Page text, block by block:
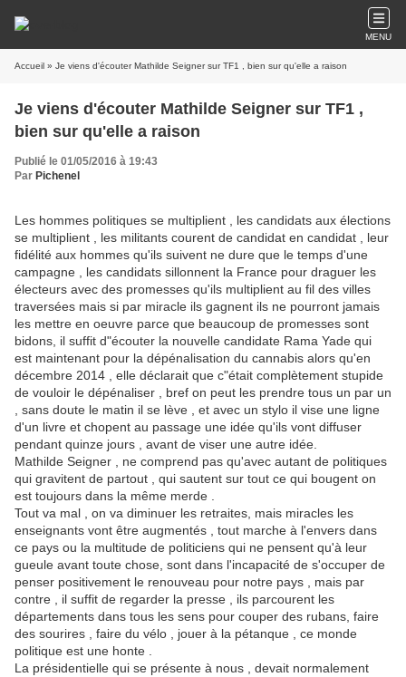
MENU
Accueil » Je viens d'écouter Mathilde Seigner sur TF1 , bien sur qu'elle a raison
Je viens d'écouter Mathilde Seigner sur TF1 ,
bien sur qu'elle a raison
Publié le 01/05/2016 à 19:43
Par Pichenel
Les hommes politiques se multiplient , les candidats aux élections
se multiplient , les militants courent de candidat en candidat , leur
fidélité aux hommes qu'ils suivent ne dure que le temps d'une
campagne , les candidats sillonnent la France pour draguer les
électeurs avec des promesses qu'ils multiplient au fil des villes
traversées mais si par miracle ils gagnent ils ne pourront jamais
les mettre en oeuvre parce que beaucoup de promesses sont
bidons, il suffit d"écouter la nouvelle candidate Rama Yade qui
est maintenant pour la dépénalisation du cannabis alors qu'en
décembre 2014 , elle déclarait que c"était complètement stupide
de vouloir le dépénaliser , bref on peut les prendre tous un par un
, sans doute le matin il se lève , et avec un stylo il vise une ligne
d'un livre et chopent au passage une idée qu'ils vont diffuser
pendant quinze jours , avant de viser une autre idée.
Mathilde Seigner , ne comprend pas qu'avec autant de politiques
qui gravitent de partout , qui sautent sur tout ce qui bougent on
est toujours dans la même merde .
Tout va mal , on va diminuer les retraites, mais miracles les
enseignants vont être augmentés , tout marche à l'envers dans
ce pays ou la multitude de politiciens qui ne pensent qu'à leur
gueule avant toute chose, sont dans l'incapacité de s'occuper de
penser positivement le renouveau pour notre pays , mais par
contre , il suffit de regarder la presse , ils parcourent les
départements dans tous les sens pour couper des rubans, faire
des sourires , faire du vélo , jouer à la pétanque , ce monde
politique est une honte .
La présidentielle qui se présente à nous , devait normalement